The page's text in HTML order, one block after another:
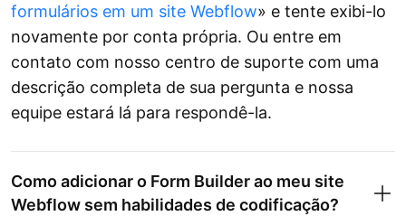
formulários em um site Webflow» e tente exibi-lo
novamente por conta própria. Ou entre em
contato com nosso centro de suporte com uma
descrição completa de sua pergunta e nossa
equipe estará lá para respondê-la.
Como adicionar o Form Builder ao meu site
Webflow sem habilidades de codificação?